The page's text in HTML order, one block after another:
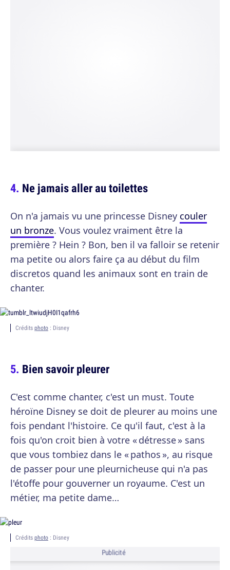
Ne jamais aller au toilettes
On n'a jamais vu une princesse Disney couler
un bronze. Vous voulez vraiment être la
première ? Hein ? Bon, ben il va falloir se retenir
ma petite ou alors faire ça au début du film
discretos quand les animaux sont en train de
chanter.
Crédits photo : Disney
Bien savoir pleurer
C'est comme chanter, c'est un must. Toute
héroïne Disney se doit de pleurer au moins une
fois pendant l'histoire. Ce qu'il faut, c'est à la
fois qu'on croit bien à votre « détresse » sans
que vous tombiez dans le « pathos », au risque
de passer pour une pleurnicheuse qui n'a pas
l'étoffe pour gouverner un royaume. C'est un
métier, ma petite dame…
Crédits photo : Disney
Publicité